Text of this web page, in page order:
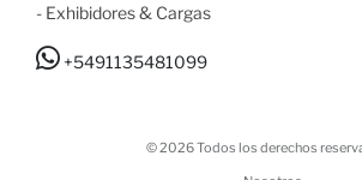
- Exhibidores & Cargas
+5491135481099
© 2026 Todos los derechos